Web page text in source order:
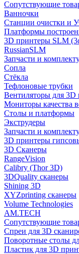
Сопутствующие
Ванночки
Станции очистки и
Платформы
3D принтеры SLM
RussianSLM
Запчасти и
Сопла
Cтёкла
Тефлоновые трубки
Вентиляторы для 3D
Мониторы качества
Столы и платформы
Экструдеры
Запчасти и
3D принтеры
3D Сканеры
RangeVision
Calibry (Thor 3D)
3DQuality сканеры
Shining 3D
XYZprinting сканеры
Volume Technologies
AM.TECH
Сопутствующие
Спреи для 3D
Поворотные столы
Пластик для 3D